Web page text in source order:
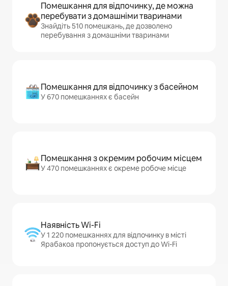
Помешкання для відпочинку, де можна
перебувати з домашніми тваринами
Знайдіть 510 помешкань, де дозволено
перебування з домашніми тваринами
Помешкання для відпочинку з басейном
У 670 помешканнях є басейн
Помешкання з окремим робочим місцем
У 470 помешканнях є окреме робоче місце
Наявність Wi-Fi
У 1 220 помешканнях для відпочинку в місті
Ярабакоа пропонується доступ до Wi-Fi